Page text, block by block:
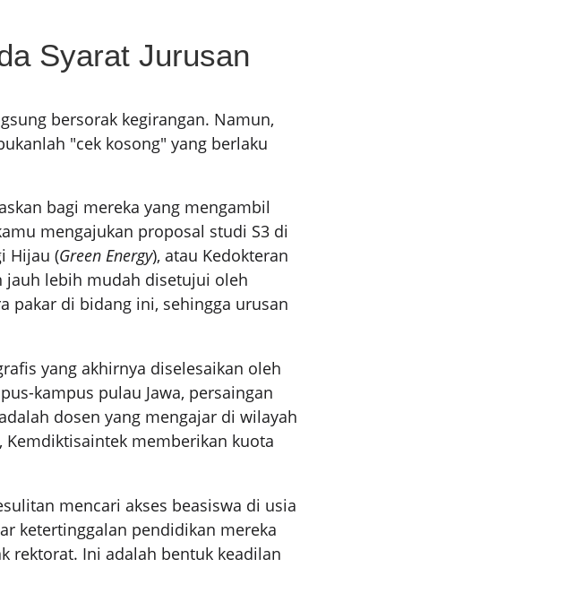
Syarat Jurusan
bersorak kegirangan. Namun,
"cek kosong" yang berlaku
bagi mereka yang mengambil
mengajukan proposal studi S3 di
Hijau (Green Energy), atau Kedokteran
jauh lebih mudah disetujui oleh
pakar di bidang ini, sehingga urusan
yang akhirnya diselesaikan oleh
kampus pulau Jawa, persaingan
dosen yang mengajar di wilayah
Kemdiktisaintek memberikan kuota
mencari akses beasiswa di usia
ketertinggalan pendidikan mereka
rektorat. Ini adalah bentuk keadilan